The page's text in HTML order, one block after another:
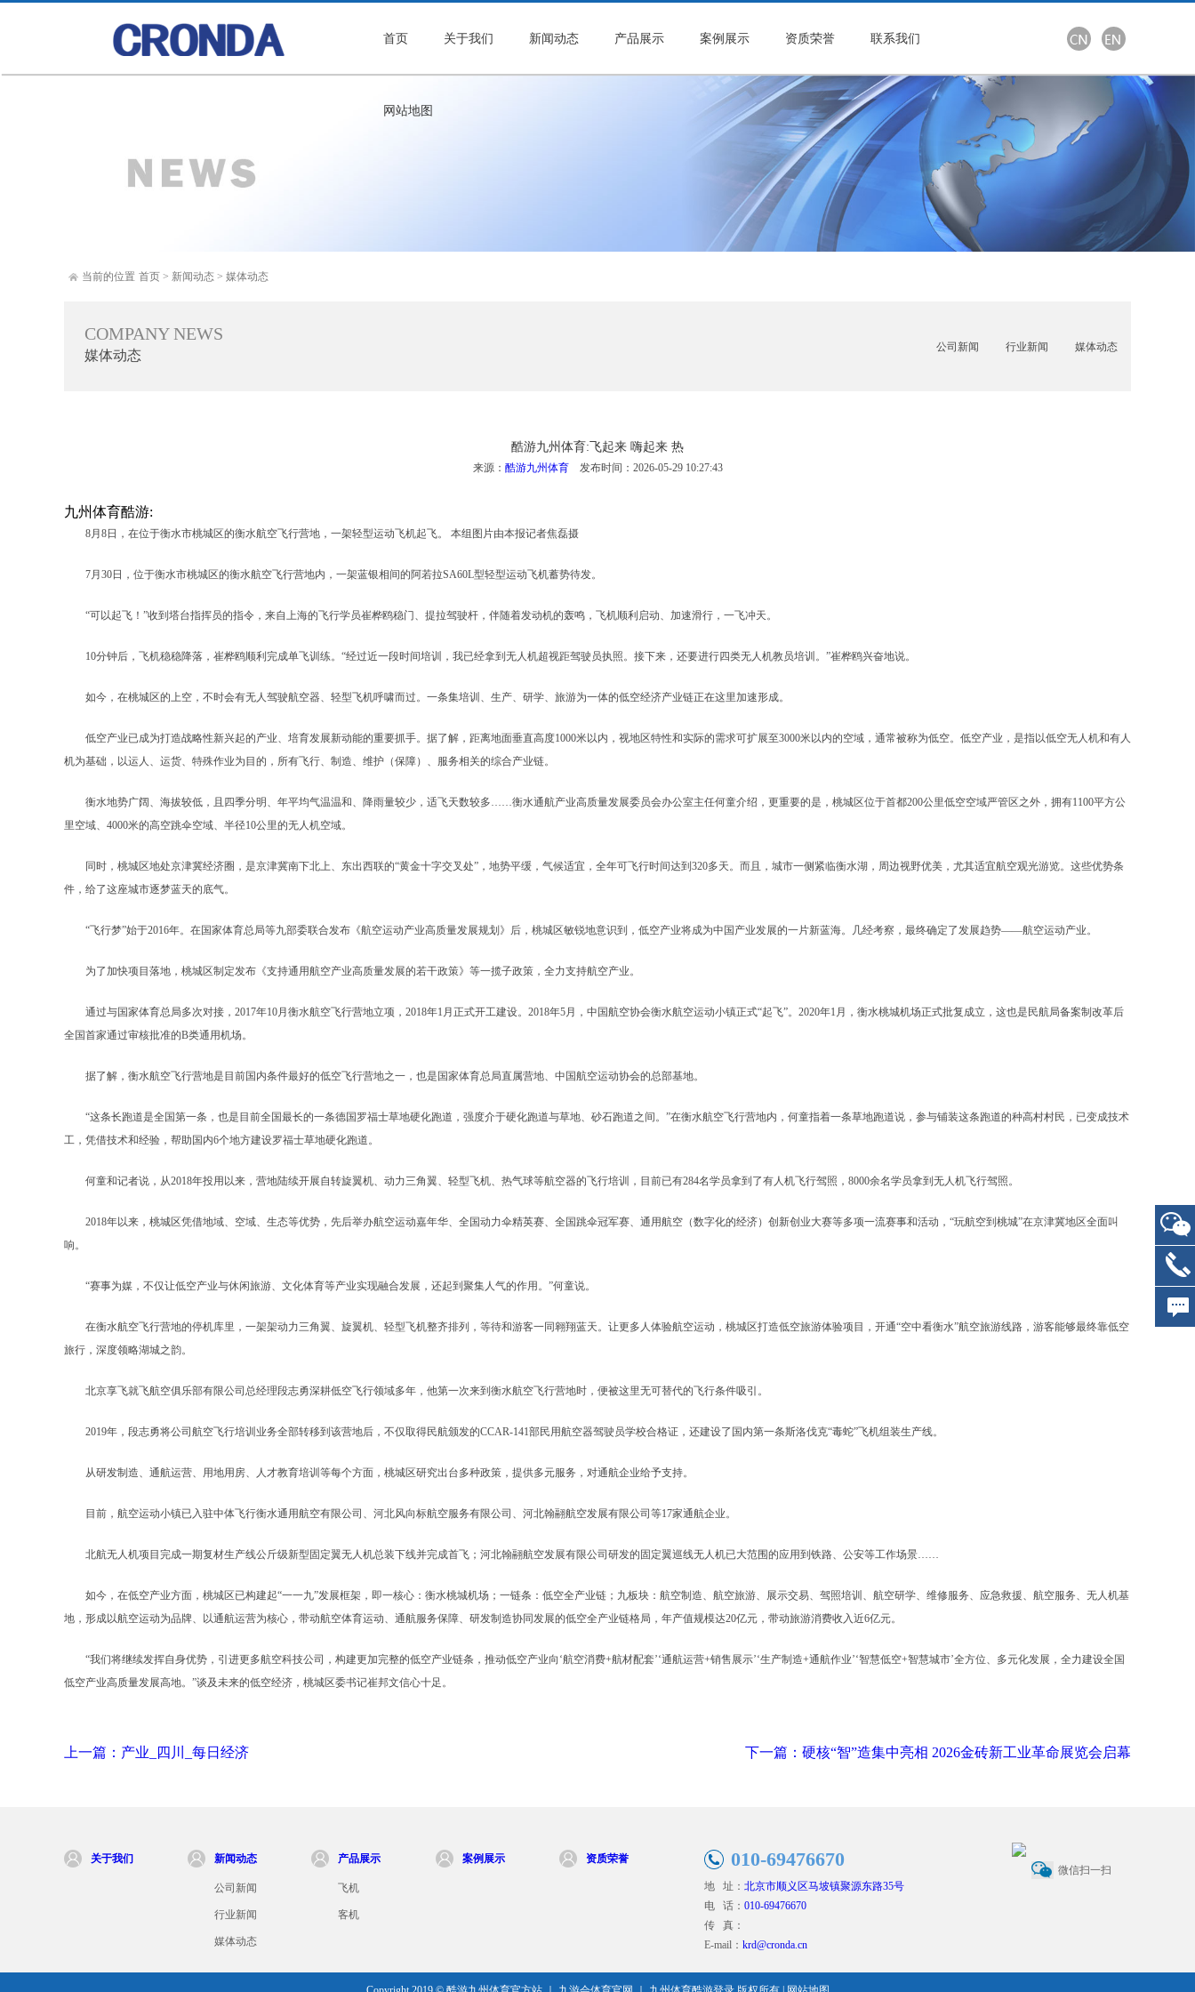
首页 关于我们 新闻动态 产品展示 案例展示 资质荣誉 联系我们
网站地图
当前的位置 首页 > 新闻动态 > 媒体动态
COMPANY NEWS
媒体动态
公司新闻 行业新闻 媒体动态
酷游九州体育:飞起来 嗨起来 热
来源： 酷游九州体育发布时间：2026-05-29 10:27:43
九州体育酷游:
8月8日，在位于衡水市桃城区的衡水航空飞行营地，一架轻型运动飞机起飞。 本组图片由本报记者焦磊摄
7月30日，位于衡水市桃城区的衡水航空飞行营地内，一架蓝银相间的阿若拉SA60L型轻型运动飞机蓄势待发。
“可以起飞！”收到塔台指挥员的指令，来自上海的飞行学员崔桦鸥稳门、提拉驾驶杆，伴随着发动机的轰鸣，飞机顺利启动、加速滑行，一飞冲天。
10分钟后，飞机稳稳降落，崔桦鸥顺利完成单飞训练。“经过近一段时间培训，我已经拿到无人机超视距驾驶员执照。接下来，还要进行四类无人机教员培训。”崔桦鸥兴奋地说。
如今，在桃城区的上空，不时会有无人驾驶航空器、轻型飞机呼啸而过。一条集培训、生产、研学、旅游为一体的低空经济产业链正在这里加速形成。
低空产业已成为打造战略性新兴起的产业、培育发展新动能的重要抓手。据了解，距离地面垂直高度1000米以内，视地区特性和实际的需求可扩展至3000米以内的空域，通常被称为低空。低空产业，是指以低空无人机和有人
机为基础，以运人、运货、特殊作业为目的，所有飞行、制造、维护（保障）、服务相关的综合产业链。
衡水地势广阔、海拔较低，且四季分明、年平均气温温和、降雨量较少，适飞天数较多……衡水通航产业高质量发展委员会办公室主任何童介绍，更重要的是，桃城区位于首都200公里低空空域严管区之外，拥有1100平方公
里空域、4000米的高空跳伞空域、半径10公里的无人机空域。
同时，桃城区地处京津冀经济圈，是京津冀南下北上、东出西联的“黄金十字交叉处”，地势平缓，气候适宜，全年可飞行时间达到320多天。而且，城市一侧紧临衡水湖，周边视野优美，尤其适宜航空观光游览。这些优势条
件，给了这座城市逐梦蓝天的底气。
“飞行梦”始于2016年。在国家体育总局等九部委联合发布《航空运动产业高质量发展规划》后，桃城区敏锐地意识到，低空产业将成为中国产业发展的一片新蓝海。几经考察，最终确定了发展趋势——航空运动产业。
为了加快项目落地，桃城区制定发布《支持通用航空产业高质量发展的若干政策》等一揽子政策，全力支持航空产业。
通过与国家体育总局多次对接，2017年10月衡水航空飞行营地立项，2018年1月正式开工建设。2018年5月，中国航空协会衡水航空运动小镇正式“起飞”。2020年1月，衡水桃城机场正式批复成立，这也是民航局备案制改革后
全国首家通过审核批准的B类通用机场。
据了解，衡水航空飞行营地是目前国内条件最好的低空飞行营地之一，也是国家体育总局直属营地、中国航空运动协会的总部基地。
“这条长跑道是全国第一条，也是目前全国最长的一条德国罗福士草地硬化跑道，强度介于硬化跑道与草地、砂石跑道之间。”在衡水航空飞行营地内，何童指着一条草地跑道说，参与铺装这条跑道的种高村村民，已变成技术
工，凭借技术和经验，帮助国内6个地方建设罗福士草地硬化跑道。
何童和记者说，从2018年投用以来，营地陆续开展自转旋翼机、动力三角翼、轻型飞机、热气球等航空器的飞行培训，目前已有284名学员拿到了有人机飞行驾照，8000余名学员拿到无人机飞行驾照。
2018年以来，桃城区凭借地域、空域、生态等优势，先后举办航空运动嘉年华、全国动力伞精英赛、全国跳伞冠军赛、通用航空（数字化的经济）创新创业大赛等多项一流赛事和活动，“玩航空到桃城”在京津冀地区全面叫
响。
“赛事为媒，不仅让低空产业与休闲旅游、文化体育等产业实现融合发展，还起到聚集人气的作用。”何童说。
在衡水航空飞行营地的停机库里，一架架动力三角翼、旋翼机、轻型飞机整齐排列，等待和游客一同翱翔蓝天。让更多人体验航空运动，桃城区打造低空旅游体验项目，开通“空中看衡水”航空旅游线路，游客能够最终靠低空
旅行，深度领略湖城之韵。
北京享飞就飞航空俱乐部有限公司总经理段志勇深耕低空飞行领域多年，他第一次来到衡水航空飞行营地时，便被这里无可替代的飞行条件吸引。
2019年，段志勇将公司航空飞行培训业务全部转移到该营地后，不仅取得民航颁发的CCAR-141部民用航空器驾驶员学校合格证，还建设了国内第一条斯洛伐克“毒蛇”飞机组装生产线。
从研发制造、通航运营、用地用房、人才教育培训等每个方面，桃城区研究出台多种政策，提供多元服务，对通航企业给予支持。
目前，航空运动小镇已入驻中体飞行衡水通用航空有限公司、河北风向标航空服务有限公司、河北翰翮航空发展有限公司等17家通航企业。
北航无人机项目完成一期复材生产线公斤级新型固定翼无人机总装下线并完成首飞；河北翰翮航空发展有限公司研发的固定翼巡线无人机已大范围的应用到铁路、公安等工作场景……
如今，在低空产业方面，桃城区已构建起“一一九”发展框架，即一核心：衡水桃城机场；一链条：低空全产业链；九板块：航空制造、航空旅游、展示交易、驾照培训、航空研学、维修服务、应急救援、航空服务、无人机基
地，形成以航空运动为品牌、以通航运营为核心，带动航空体育运动、通航服务保障、研发制造协同发展的低空全产业链格局，年产值规模达20亿元，带动旅游消费收入近6亿元。
“我们将继续发挥自身优势，引进更多航空科技公司，构建更加完整的低空产业链条，推动低空产业向‘航空消费+航材配套’‘通航运营+销售展示’‘生产制造+通航作业’‘智慧低空+智慧城市’全方位、多元化发展，全力建设全国
低空产业高质量发展高地。”谈及未来的低空经济，桃城区委书记崔邦文信心十足。
上一篇：产业_四川_每日经济 下一篇：硬核“智”造集中亮相 2026金砖新工业革命展览会启幕
关于我们 新闻动态
公司新闻
行业新闻
媒体动态
产品展示
飞机
客机
案例展示 资质荣誉 010-69476670
地 址： 北京市顺义区马坡镇聚源东路35号
电 话： 010-69476670
传 真：
E-mail： krd@cronda.cn
微信扫一扫